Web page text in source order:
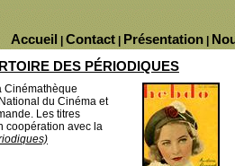
Présentation
Contact
Accueil
DES PÉRIODIQUES
Cinémathèque
du Cinéma et
Les titres
coopération avec la